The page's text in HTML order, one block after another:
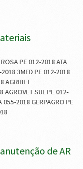
PE 012-2018 ATA
3MED PE 012-2018
AGRIBET
AGROVET SUL PE 012-
055-2018 GERPAGRO PE
de AR